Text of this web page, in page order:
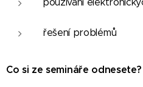
řešení problémů
Co si ze semináře odnesete?